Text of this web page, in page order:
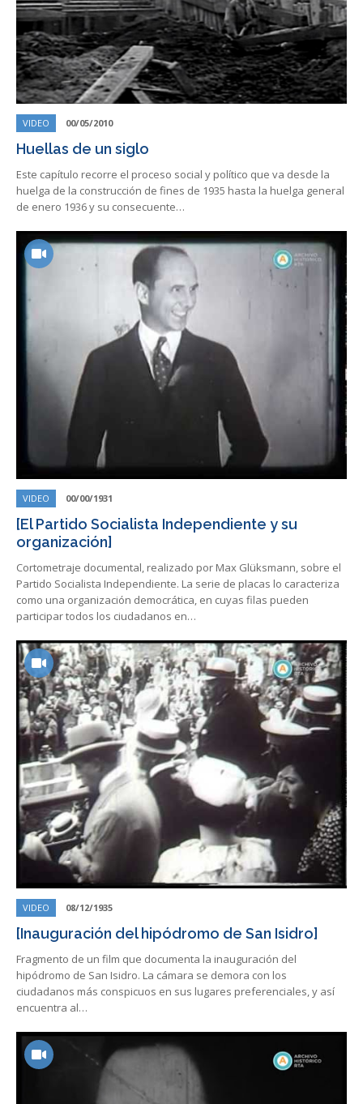
VIDEO 00/05/2010
Huellas de un siglo
Este capítulo recorre el proceso social y político que va desde la
huelga de la construcción de fines de 1935 hasta la huelga general
de enero 1936 y su consecuente…
VIDEO 00/00/1931
[El Partido Socialista Independiente y su
organización]
Cortometraje documental, realizado por Max Glüksmann, sobre el
Partido Socialista Independiente. La serie de placas lo caracteriza
como una organización democrática, en cuyas filas pueden
participar todos los ciudadanos en…
VIDEO 08/12/1935
[Inauguración del hipódromo de San Isidro]
Fragmento de un film que documenta la inauguración del
hipódromo de San Isidro. La cámara se demora con los
ciudadanos más conspicuos en sus lugares preferenciales, y así
encuentra al…